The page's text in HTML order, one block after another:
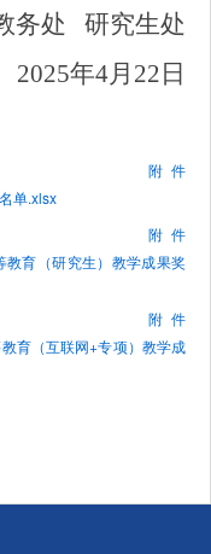
务处
研究生处
年4月 22 日
附件
单.xlsx
附件
育（研究生）教学成果奖
附件
育（互联网+专项）教学成